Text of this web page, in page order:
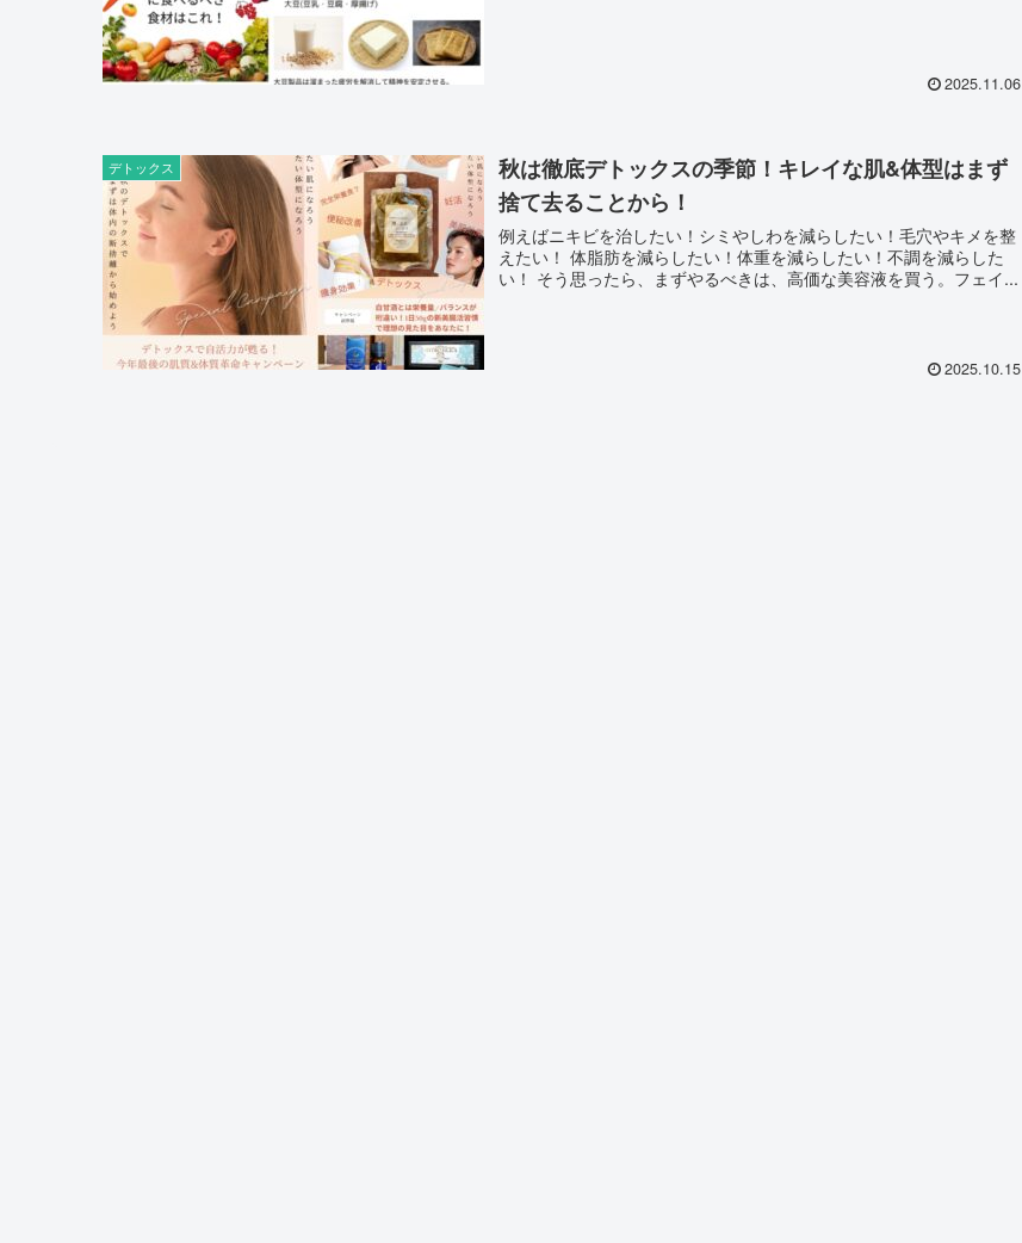
2025.11.06
デトックス
秋は徹底デトックスの季節！キレイな肌&体型はまず
捨て去ることから！
例えばニキビを治したい！シミやしわを減らしたい！毛穴やキメを整
えたい！ 体脂肪を減らしたい！体重を減らしたい！不調を減らした
い！ そう思ったら、まずやるべきは、高価な美容液を買う。フェイ...
2025.10.15